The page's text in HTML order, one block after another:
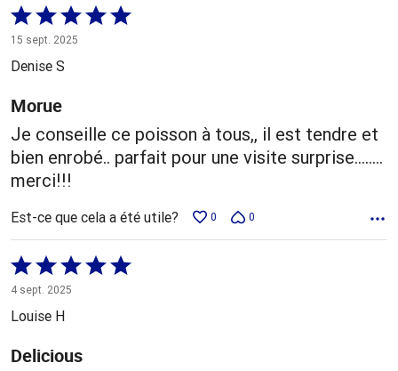
Coté
5 sur
5
15 sept. 2025
Denise S
Morue
Je conseille ce poisson à tous,, il est tendre et
bien enrobé.. parfait pour une visite surprise........
merci!!!
Est-ce que cela a été utile? 0 0
Coté
5 sur
5
4 sept. 2025
Louise H
Delicious